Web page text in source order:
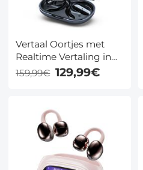
Vertaal Oortjes met
Realtime Vertaling in
150 Talen voor Reizen
en Zaken
159,99€ 129,99€